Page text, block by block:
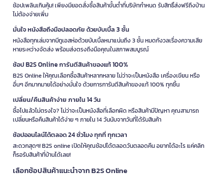
ช้อปเพลินเกินคุ้ม! เพียงมียอดสั่งซื้อสินค้าขั้นต่ำที่บริษัทกำหนด รับสิทธิ์ส่งฟรีถึงบ้าน
ไม่ต้องจ่ายเพิ่ม
มั่นใจ หนังสือถึงมือปลอดภัย ด้วยบับเบิ้ล 3 ชั้น
หนังสือทุกเล่มจากบีทูเอสห่อด้วยบับเบิ้ลหนาแน่นถึง 3 ชั้น หมดกังวลเรื่องความเสีย
หายระหว่างจัดส่ง พร้อมส่งตรงถึงมือคุณในสภาพสมบูรณ์
ช้อป B2S Online การันตีสินค้าของแท้ 100%
B2S Online ให้คุณเลือกซื้อสินค้าหลากหลาย ไม่ว่าจะเป็นหนังสือ เครื่องเขียน หรือ
อื่นๆ อีกมากมายได้อย่างมั่นใจ ด้วยการการันตีสินค้าของแท้ 100% ทุกชิ้น
เปลี่ยน/คืนสินค้าง่าย ภายใน 14 วัน
ซื้อไปแล้วไม่ตรงใจ? ไม่ว่าจะเป็นหนังสือที่เลือกผิด หรือสินค้ามีปัญหา คุณสามารถ
เปลี่ยนหรือคืนสินค้าได้ง่าย ๆ ภายใน 14 วันนับจากวันที่ได้รับสินค้า
ช้อปออนไลน์ได้ตลอด 24 ชั่วโมง ทุกที่ ทุกเวลา
สะดวกสุดๆ! B2S online เปิดให้คุณช้อปได้ตลอดวันตลอดคืน อยากได้อะไร แค่คลิก
ก็รอรับสินค้าที่บ้านได้เลย!
เลือกช้อปสินค้าแนะนำจาก B2S Online